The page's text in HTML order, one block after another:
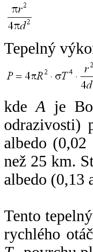
Tepelný
kdeA je
odrazivosti)
albedo
než 25 km.
albedo (0,13
Tento
rychlého